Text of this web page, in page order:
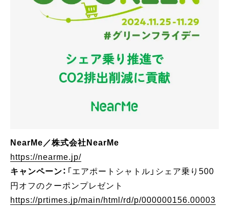
NearMe／株式会社NearMe
https://nearme.jp/
キャンペーン： 「エアポートシャトル」シェア乗り500
円オフのクーポンプレゼント
https://prtimes.jp/main/html/rd/p/000000156.00003